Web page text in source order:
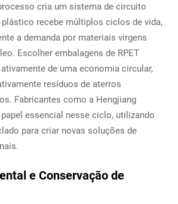
cria um sistema de circuito
recebe múltiplos ciclos de vida,
a demanda por materiais virgens
Escolher embalagens de RPET
de uma economia circular,
resíduos de aterros
Fabricantes como a Hengjiang
essencial nesse ciclo, utilizando
para criar novas soluções de
e Conservação de